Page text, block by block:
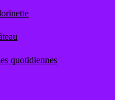
quotidiennes